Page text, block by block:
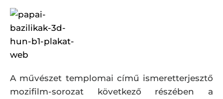
A művészet templomai című ismeretterjesztő
mozifilm-sorozat következő részében a